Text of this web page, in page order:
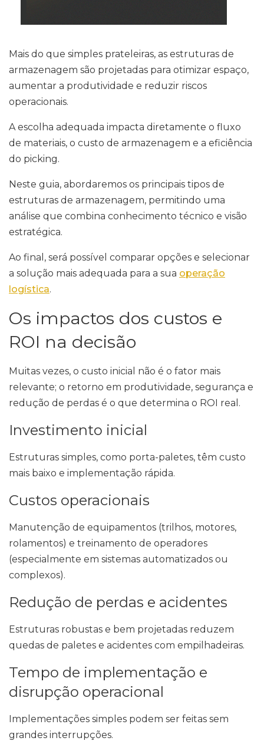
Mais do que simples prateleiras, as estruturas de
armazenagem são projetadas para otimizar espaço,
aumentar a produtividade e reduzir riscos
operacionais.
A escolha adequada impacta diretamente o fluxo
de materiais, o custo de armazenagem e a eficiência
do picking.
Neste guia, abordaremos os principais tipos de
estruturas de armazenagem, permitindo uma
análise que combina conhecimento técnico e visão
estratégica.
Ao final, será possível comparar opções e selecionar
a solução mais adequada para a sua operação
logística.
Os impactos dos custos e
ROI na decisão
Muitas vezes, o custo inicial não é o fator mais
relevante; o retorno em produtividade, segurança e
redução de perdas é o que determina o ROI real.
Investimento inicial
Estruturas simples, como porta-paletes, têm custo
mais baixo e implementação rápida.
Custos operacionais
Manutenção de equipamentos (trilhos, motores,
rolamentos) e treinamento de operadores
(especialmente em sistemas automatizados ou
complexos).
Redução de perdas e acidentes
Estruturas robustas e bem projetadas reduzem
quedas de paletes e acidentes com empilhadeiras.
Tempo de implementação e
disrupção operacional
Implementações simples podem ser feitas sem
grandes interrupções.